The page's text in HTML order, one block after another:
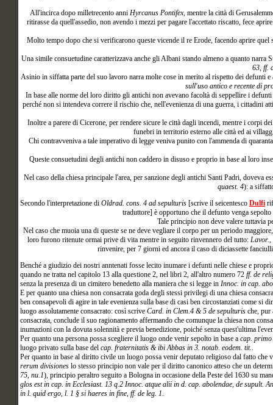
All'incirca dopo milletrecento anni Hyrcanus Pontifex, mentre la città di
ritirasse da quell'assedio, non avendo i mezzi per pagare l'accettato riscatto, fece
Molto tempo dopo che si verificarono queste vicende il re Erode, facendo aprire
Una simile consuetudine caratterizzava anche gli Albani stando almeno a quanto
63, ff.
Asinio in siffatta parte del suo lavoro narra molte cose in merito al rispetto dei defunti
sull'uso antico e recente di
In base alle norme del loro diritto gli antichi non avevano facoltà di seppellire i
perché non si intendeva correre il rischio che, nell'evenienza di una guerra, i cittadini
Inoltre a parere di Cicerone, per rendere sicure le città dagli incendi, mentre i corpi
funebri in territorio esterno alle città ed ai
Chi contravveniva a tale imperativo di legge veniva punito con l'ammenda di
Queste consuetudini degli antichi non caddero in disuso e proprio in base al loro
Nel caso della chiesa principale l'area, per sanzione degli antichi Santi Padri, doveva
quaest. 4): a
Secondo l'interpretazione di Oldrad. cons. 4 ad sepulturis [scrive il seicentesco Dulfi
traduttore] è opportuno che il defunto venga
Tale principio non deve valere tuttavia
Nel caso che muoia una di queste se ne deve vegliare il corpo per un periodo
loro furono ritenute ormai prive di vita mentre in seguito rinvennero del tutto: Lavor.,
rinvenire, per 7 giorni ed ancora il caso di diciassette
Benché a giudizio dei nostri anntenati fosse lecito inumare i defunti nelle chiese e
quando ne tratta nel capitolo 13 alla questione 2, nel libri 2, all'altro numero 72 ff. de
senza la presenza di un cimitero benedetto alla maniera che si legge in Innoc. in cap.
E per quanto una chiesa non consacrata goda degli stessi privilegi di una chiesa
ben consapevoli di agire in tale evenienza sulla base di casi ben circostanziati come si
luogo assolutamente consacrato: così scrive Card. in Clem.4 & 5 de sepulturis che, pur
consacrata, conclude il suo ragionamento affermando che comunque la chiesa non
inumazioni con la dovuta solennità e previa benedizione, poiché senza quest'ultima
Per quanto una persona possa scegliere il luogo onde venir sepolto in base a cap. primo
luogo privato sulla base del cap. fraternitatis & ibi Abbas in 3. notab. eodem. tit..
Per quanto in base al diritto civile un luogo possa venir deputato religioso dal fatto che
rerum divisiones lo stesso principio non vale per il diritto canonico atteso che un
75, nu.1), principio peraltro seguito a Bologna in occasione della Peste del 1630 su
glos est in cap. in Ecclesiast. 13 q.2 Innoc. atque alii in d. cap. abolendae, de supult.
in l. quid ergo, l. 1 § si haeres in fine, ff. de leg. 1.